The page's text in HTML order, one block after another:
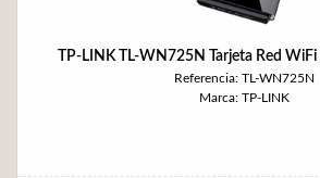
TP-LINK TL-WN725N Tarjeta Red
Referencia: TL-WN725N
Marca: TP-LINK